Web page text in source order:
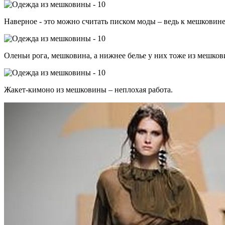
Наверное - это можно считать писком моды – ведь к
Оленьи рога, мешковина, а нижнее белье у них тоже из
Жакет-кимоно из мешковины – неплохая работа.